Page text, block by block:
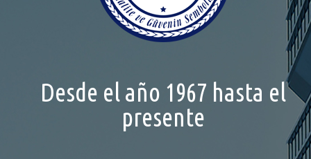
Desde el año 1967 hasta el
presente